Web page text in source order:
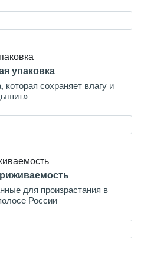
упаковка
которая сохраняет влагу и
для произрастания в
России